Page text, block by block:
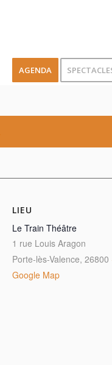
AGENDA
LIEU
Le Train Théâtre
1 rue Louis Aragon
Porte-lès-Valence, 26800
Google Map